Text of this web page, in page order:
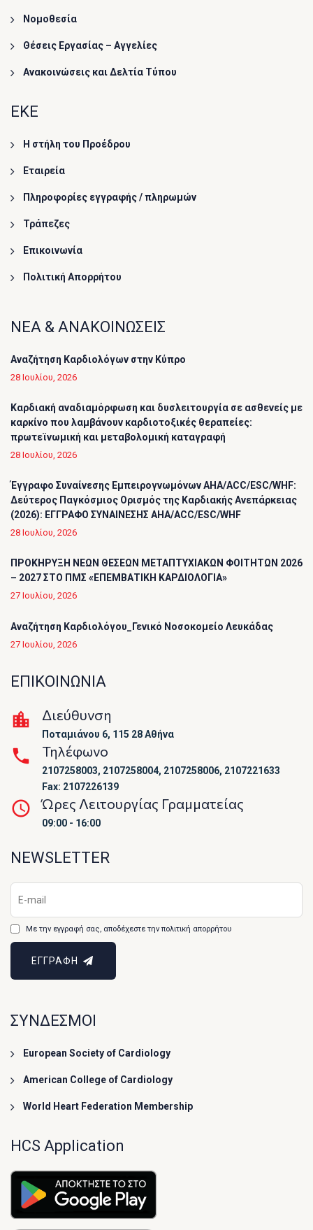
Νομοθεσία
Θέσεις Εργασίας – Αγγελίες
Ανακοινώσεις και Δελτία Τύπου
ΕΚΕ
Η στήλη του Προέδρου
Εταιρεία
Πληροφορίες εγγραφής / πληρωμών
Τράπεζες
Επικοινωνία
Πολιτική Απορρήτου
ΝΕΑ & ΑΝΑΚΟΙΝΩΣΕΙΣ
Αναζήτηση Καρδιολόγων στην Κύπρο
28 Ιουλίου, 2026
Καρδιακή αναδιαμόρφωση και δυσλειτουργία σε ασθενείς με
καρκίνο που λαμβάνουν καρδιοτοξικές θεραπείες:
πρωτεϊνωμική και μεταβολομική καταγραφή
28 Ιουλίου, 2026
Έγγραφο Συναίνεσης Εμπειρογνωμόνων AHA/ACC/ESC/WHF:
Δεύτερος Παγκόσμιος Ορισμός της Καρδιακής Ανεπάρκειας
(2026): ΕΓΓΡΑΦΟ ΣΥΝΑΙΝΕΣΗΣ AHA/ACC/ESC/WHF
28 Ιουλίου, 2026
ΠΡΟΚΗΡΥΞΗ ΝΕΩΝ ΘΕΣΕΩΝ ΜΕΤΑΠΤΥΧΙΑΚΩΝ ΦΟΙΤΗΤΩΝ 2026
– 2027 ΣΤΟ ΠΜΣ «ΕΠΕΜΒΑΤΙΚΗ ΚΑΡΔΙΟΛΟΓΙΑ»
27 Ιουλίου, 2026
Αναζήτηση Καρδιολόγου_Γενικό Νοσοκομείο Λευκάδας
27 Ιουλίου, 2026
ΕΠΙΚΟΙΝΩΝΙΑ
Διεύθυνση
Ποταμιάνου 6, 115 28 Αθήνα
Τηλέφωνο
2107258003, 2107258004, 2107258006, 2107221633
Fax: 2107226139
Ώρες Λειτουργίας Γραμματείας
09:00 - 16:00
NEWSLETTER
Με την εγγραφή σας, αποδέχεστε την πολιτική απορρήτου
ΕΓΓΡΑΦΗ
ΣΥΝΔΕΣΜΟΙ
European Society of Cardiology
American College of Cardiology
World Heart Federation Membership
HCS Application